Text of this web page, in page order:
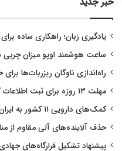
یادگیری زبان؛ راهکاری ساده
ساعت هوشمند اوپو میزان
راه‌اندازی ناوگان ریزربات‌ها
مهلت ۱۳ روزه برای ثبت اطلاعات کالاهای پزشکی
کمک‌های دارویی ۱۱ کشور به ایران در دوران جنگ
حذف آلاینده‌های آلی مقاوم از
پیشنهاد تشکیل قرارگاه‌های